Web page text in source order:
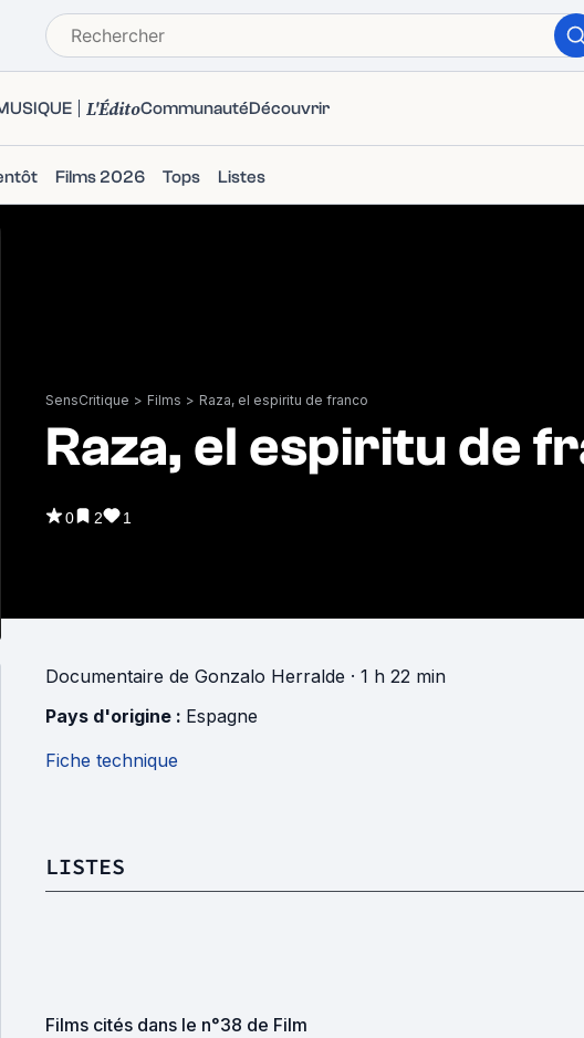
L'ÉditoCommunautéDécouvrir
Films 2026 Tops Listes
SensCritique > Films > Raza, el espiritu de franco
Raza, el espiritu de
0 2 1
Documentaire de Gonzalo Herralde · 1 h 22 min
Pays d'origine : Espagne
Fiche technique
LISTES
Films cités dans le n°38 de Film